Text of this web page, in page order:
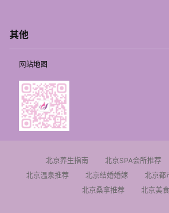
其他
网站地图
北京养生指南 北京SPA会所推荐
北京温泉推荐
北京结婚婚嫁 北京都
北京桑拿推荐
北京美